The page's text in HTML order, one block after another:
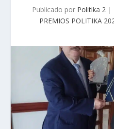
Publicado por Politika 2 |
PREMIOS POLITIKA